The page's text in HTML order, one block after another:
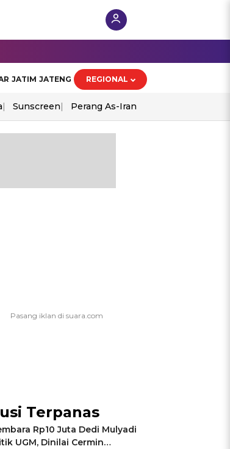
JATIM JATENG REGIONAL
Sunscreen Perang As-Iran
Terpanas
Rp10 Juta Dedi Mulyadi
UGM, Dinilai Cermin